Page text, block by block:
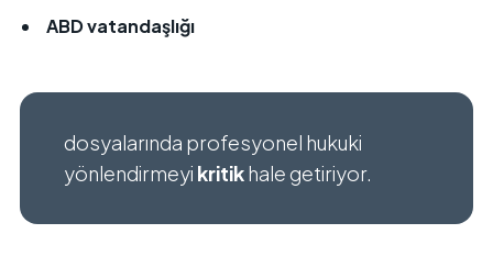
ABD vatandaşlığı
dosyalarında profesyonel hukuki
yönlendirmeyi kritikhale getiriyor.